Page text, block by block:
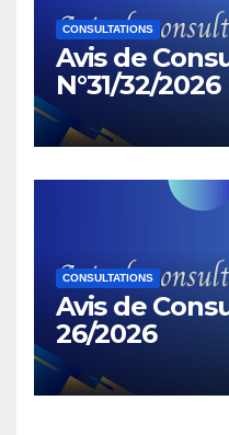
CONSULTATIONS
Avis de
N°31/32/2026
CONSULTATIONS
Avis de
26/2026